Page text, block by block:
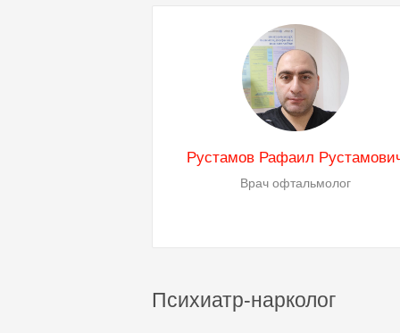
Рустамов Рафаил
Врач офтальмолог
Психиатр-нарколог